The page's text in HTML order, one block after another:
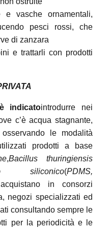
e vasche ornamentali,
pesci rossi, che
di zanzara
e trattarli con prodotti
indicatointrodurre nei
c’è acqua stagnante,
le modalità
prodotti a base
,Bacillus thuringiensis
siliconico(PDMS,
in consorzi
negozi specializzati ed
consultando sempre le
per la periodicità e le